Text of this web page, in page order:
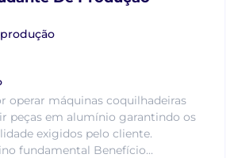
operar máquinas coquilhadeiras
peças em alumínio garantindo os
exigidos pelo cliente.
fundamental Benefício...